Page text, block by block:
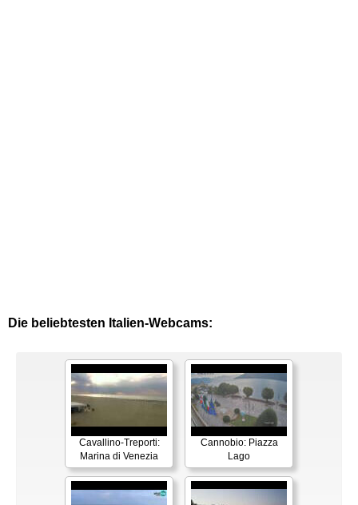
Die beliebtesten Italien-Webcams:
Cavallino-Treporti:
Marina di Venezia
Cannobio: Piazza
Lago